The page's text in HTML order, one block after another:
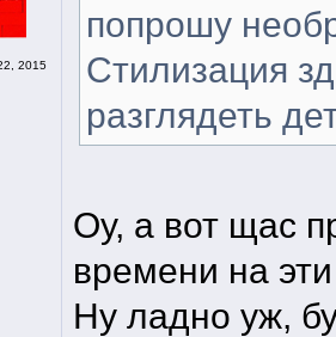
2015
попрошу
Стилизация
разглядеть
Оу, а вот щас
времени на
Ну ладно уж,